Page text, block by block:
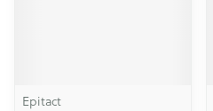
Epitact